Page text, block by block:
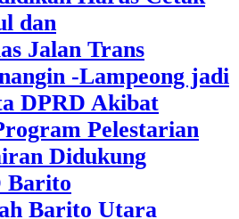
dan
Jalan Trans
-Lampeong jadi
DPRD Akibat
Pelestarian
Didukung
Barito
Barito Utara